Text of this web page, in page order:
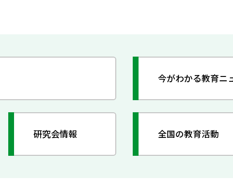
今がわかる教育ニ
研究会情報 全国の教育活動